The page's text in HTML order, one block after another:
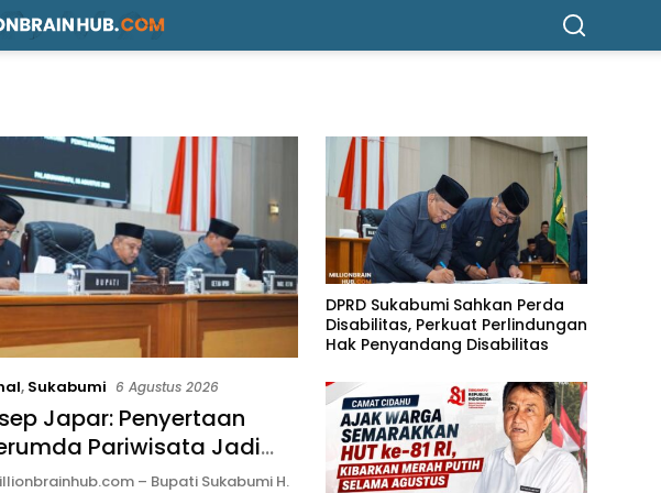
, Sukabumi 6 Agustus 2026
Japar: Penyertaan
Pariwisata Jadi
PAD dan Investasi
– Bupati Sukabumi H.
DPRD Sukabumi Sahkan Perda
Disabilitas, Perkuat Perlindungan
Hak Penyandang Disabilitas